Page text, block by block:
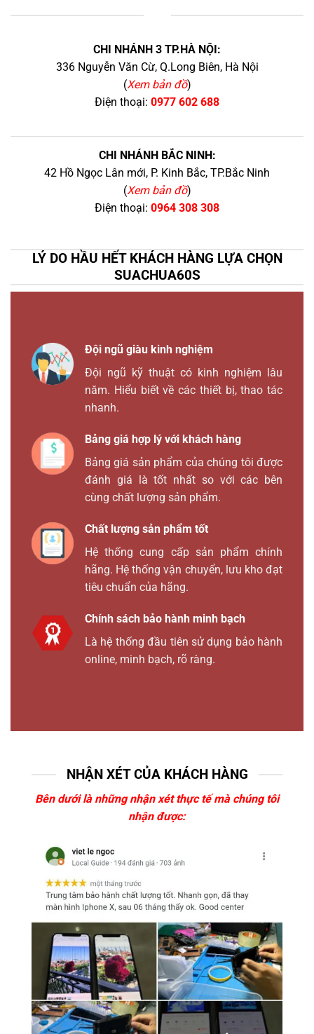
CHI NHÁNH 3 TP.HÀ NỘI:
336 Nguyễn Văn Cừ, Q.Long Biên, Hà Nội
(Xem bản đồ)
Điện thoại: 0977 602 688
CHI NHÁNH BẮC NINH:
42 Hồ Ngọc Lân mới, P. Kinh Bắc, TP.Bắc Ninh
(Xem bản đồ)
Điện thoại: 0964 308 308
LÝ DO HẦU HẾT KHÁCH HÀNG LỰA CHỌN
SUACHUA60S
Đội ngũ giàu kinh nghiệm
Đội ngũ kỹ thuật có kinh nghiệm lâu
năm. Hiểu biết về các thiết bị, thao tác
nhanh.
Bảng giá hợp lý với khách hàng
Bảng giá sản phẩm của chúng tôi được
đánh giá là tốt nhất so với các bên
cùng chất lượng sản phẩm.
Chất lượng sản phẩm tốt
Hệ thống cung cấp sản phẩm chính
hãng. Hệ thống vận chuyển, lưu kho đạt
tiêu chuẩn của hãng.
Chính sách bảo hành minh bạch
Là hệ thống đầu tiên sử dụng bảo hành
online, minh bạch, rõ ràng.
NHẬN XÉT CỦA KHÁCH HÀNG
Bên dưới là những nhận xét thực tế mà chúng tôi
nhận được: